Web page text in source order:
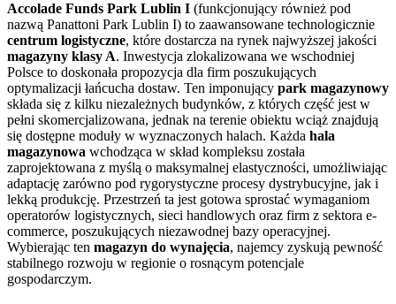
Accolade Funds Park Lublin I (funkcjonujący również pod
nazwą Panattoni Park Lublin I) to zaawansowane technologicznie
centrum logistyczne, które dostarcza na rynek najwyższej jakości
magazyny klasy A. Inwestycja zlokalizowana we wschodniej
Polsce to doskonała propozycja dla firm poszukujących
optymalizacji łańcucha dostaw. Ten imponujący park magazynowy
składa się z kilku niezależnych budynków, z których część jest w
pełni skomercjalizowana, jednak na terenie obiektu wciąż znajdują
się dostępne moduły w wyznaczonych halach. Każda hala
magazynowa wchodząca w skład kompleksu została
zaprojektowana z myślą o maksymalnej elastyczności, umożliwiając
adaptację zarówno pod rygorystyczne procesy dystrybucyjne, jak i
lekką produkcję. Przestrzeń ta jest gotowa sprostać wymaganiom
operatorów logistycznych, sieci handlowych oraz firm z sektora e-
commerce, poszukujących niezawodnej bazy operacyjnej.
Wybierając ten magazyn do wynajęcia, najemcy zyskują pewność
stabilnego rozwoju w regionie o rosnącym potencjale
gospodarczym.